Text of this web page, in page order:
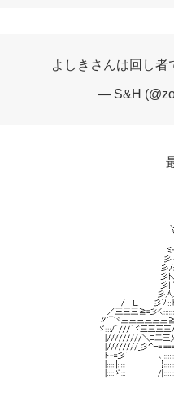
よしきさんは回し者
— S&H